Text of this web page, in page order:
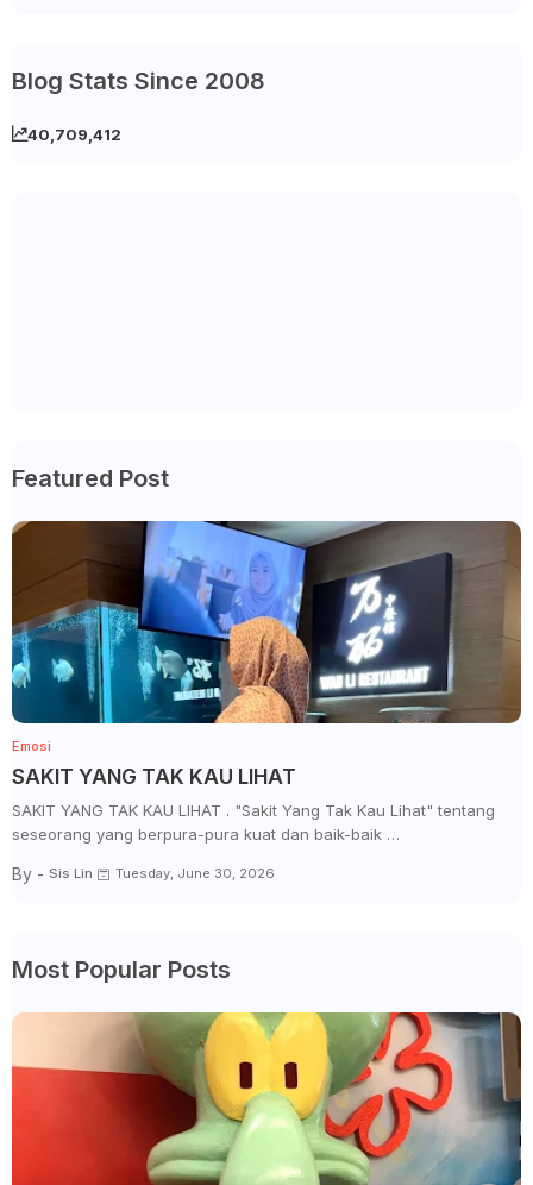
Blog Stats Since 2008
40,709,412
Featured Post
Emosi
SAKIT YANG TAK KAU LIHAT
SAKIT YANG TAK KAU LIHAT . "Sakit Yang Tak Kau Lihat" tentang
seseorang yang berpura-pura kuat dan baik-baik …
By - Sis Lin Tuesday, June 30, 2026
Most Popular Posts